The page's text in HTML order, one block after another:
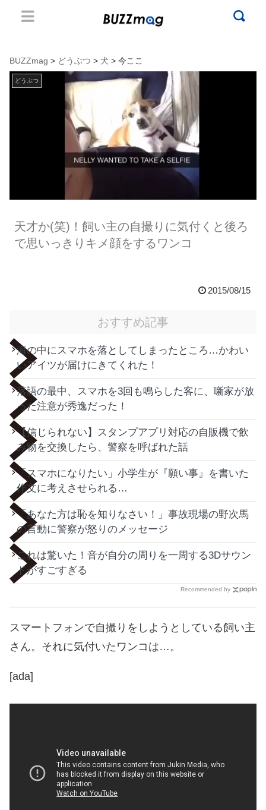
BUZZmag > どうぶつ > 犬 > 今ここ
どうぶつ
天才か(笑)！飼い主の自撮りに気付くと後ろ
で思いっきりキメ顔をするワンコ
2015/08/15
おすすめ記事
海の中にスマホを落としてしまったところ…かわい
いアイツが届けにきてくれた！
落語の最中、スマホを3回も鳴らした客に、噺家が放
った注意が秀逸だった！
【信じられない】スタンプアプリ対応の自販機で飲
み物を交換したら、警察を呼ばれた話
「スマホになりたい」小学生が『願い事』を書いた
作文に考えさせられる…
「あなた方は恥を知りなさい！」事故現場の野次馬
の言動に警察が怒りのメッセージ
これは驚いた！音が自分の周りを一周する3Dサウン
ドがすごすぎる
Recommended by
スマートフォンで自撮りをしようとしている飼い主
さん。それに気付いたワンコは…。
[ada]